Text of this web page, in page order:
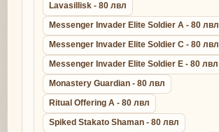
Lavasillisk - 80 лвл
Messenger Invader Elite Soldier A - 80 лвл
Messenger Invader Elite Soldier C - 80 лвл
Messenger Invader Elite Soldier E - 80 лвл
Monastery Guardian - 80 лвл
Ritual Offering A - 80 лвл
Spiked Stakato Shaman - 80 лвл